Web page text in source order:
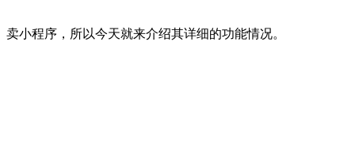
卖小程序，所以今天就来介绍其详细的功能情况。